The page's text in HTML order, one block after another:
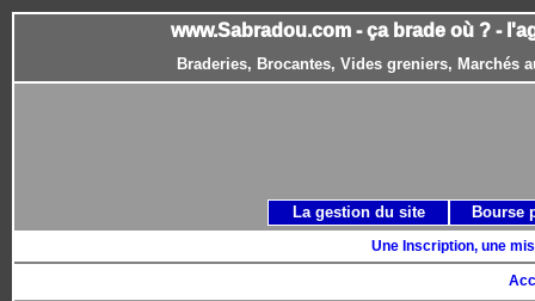
www.Sabradou.com - ça brade où ? -
Braderies, Brocantes, Vides greniers, Marchés
Une Inscription, une
La gestion du site Bourse